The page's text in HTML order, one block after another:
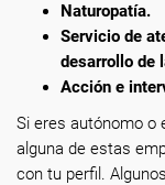
Naturopatía.
Servicio de
desarrollo de
Acción e
Si eres autónomo o
alguna de estas
con tu perfil.